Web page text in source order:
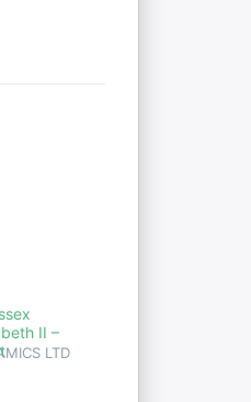
5 fra 5 stjerner. 3
LTD